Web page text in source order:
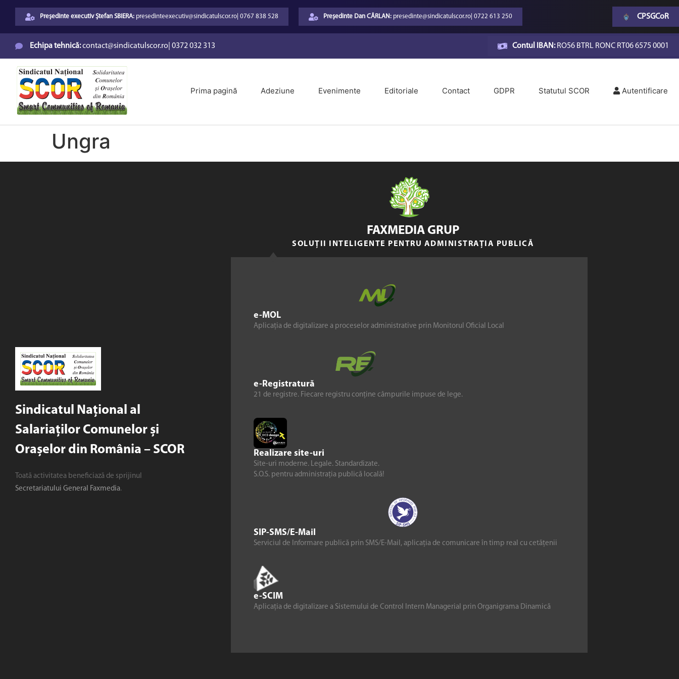
Președinte executiv Ștefan SBIERA:presedinteexecutiv@sindicatulscor.ro| 0767 838 528 Președinte Dan CÂRLAN:presedinte@sindicatulscor.ro| 0722 613 250 CPSGCoR
Echipa tehnică:contact@sindicatulscor.ro 0372 032 313 Contul IBAN:RO56 BTRL RONC RT06 6575 0001
Prima pagină Adeziune Evenimente Editoriale Contact GDPR Statutul SCOR Autentificare
Ungra
Sindicatul Național al
Salariaților Comunelor și
Orașelor din România – SCOR
Toată activitatea beneficiază de sprijinul
Secretariatului General Faxmedia.
e-MOL
Aplicația de digitalizare a proceselor administrative prin Monitorul Oficial Local
e-Registratură
21 de registre. Fiecare registru conține câmpurile impuse de lege.
Realizare site-uri
Site-uri moderne. Legale. Standardizate.
S.O.S. pentru administrația publică locală!
SIP-SMS/E-Mail
Serviciul de Informare publică prin SMS/E-Mail, aplicația de comunicare în timp real cu cetățenii
e-SCIM
Aplicația de digitalizare a Sistemului de Control Intern Managerial prin Organigrama Dinamică
FAXMEDIA GRUP
SOLUȚII INTELIGENTE PENTRU ADMINISTRAȚIA PUBLICĂ